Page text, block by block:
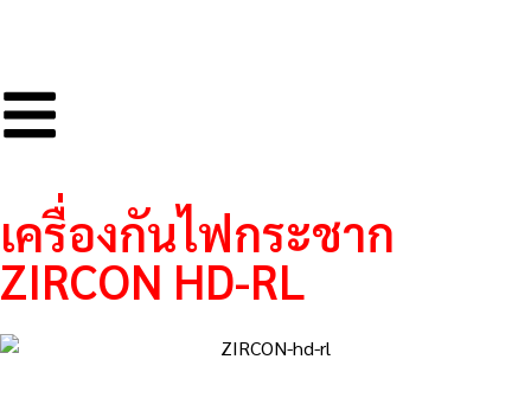
เครื่องกันไฟกระชาก
ZIRCON HD-RL